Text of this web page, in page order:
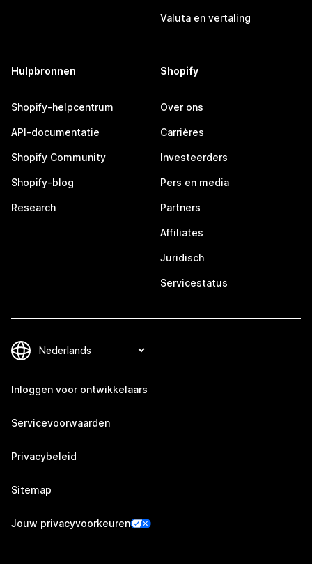
Valuta en vertaling
Hulpbronnen
Shopify-helpcentrum
API-documentatie
Shopify Community
Shopify-blog
Research
Shopify
Over ons
Carrières
Investeerders
Pers en media
Partners
Affiliates
Juridisch
Servicestatus
Inloggen voor ontwikkelaars
Servicevoorwaarden
Privacybeleid
Sitemap
Jouw privacyvoorkeuren